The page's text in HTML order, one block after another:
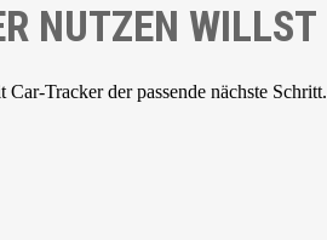
NUTZEN WILLST
Tracker der passende nächste Schritt.